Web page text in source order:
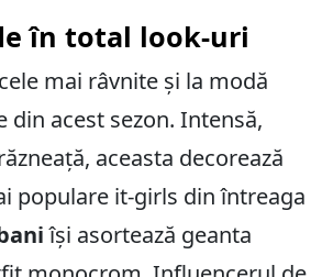
în total look-uri
mai râvnite și la modă
din acest sezon. Intensă,
aceasta decorează
populare it-girls din întreaga
își asortează geanta